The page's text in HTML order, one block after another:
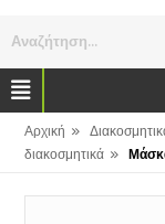
Αναζήτηση...
Αρχική »
διακοσμητικά »